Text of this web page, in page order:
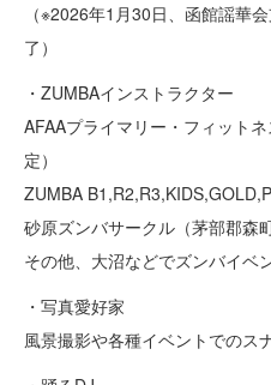
（※2026年1月30日、函館謡華
了）
・ZUMBAインストラクター
AFAAプライマリー・フィット
定）
ZUMBA
砂原ズンバサークル（茅部郡森
その他、大沼などでズンバイベ
・写真愛好家
風景撮影や各種イベントでのス